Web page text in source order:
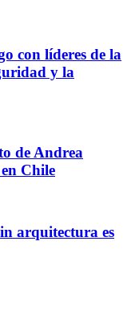
con líderes de la
y la
de Andrea
Chile
arquitectura es